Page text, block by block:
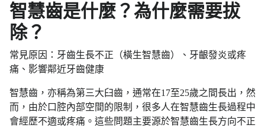
智慧齒是什麼？為什麼需要拔
除？
常見原因：牙齒生長不正（橫生智慧齒）、牙齦發炎或疼
痛、影響鄰近牙齒健康
智慧齒，亦稱為第三大臼齒，通常在17至25歲之間長出，然
而，由於口腔內部空間的限制，很多人在智慧齒生長過程中
會經歷不適或疼痛。這些問題主要源於智慧齒生長方向不正